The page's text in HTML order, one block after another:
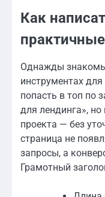
Как
Однажды
инструментах
попасть в топ по
для лендинга»,
проекта — без
страница не
запросы, а
Грамотный